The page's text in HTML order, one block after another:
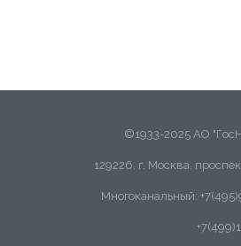
©1933-2025 АО
129226, г. Москва,
Многоканальный:
+7(499)181-